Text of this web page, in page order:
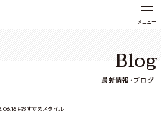
Blog
最新情報・ブログ
おすすめスタイル